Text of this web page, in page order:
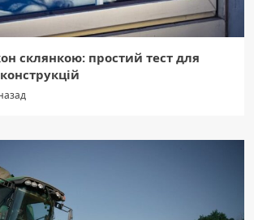
склянкою: простий тест для